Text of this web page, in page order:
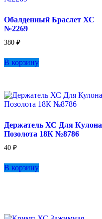
Обалденный Браслет ХС
№2269
380 ₽
В корзину
Держатель ХС Для Кулона
Позолота 18К №8786
40 ₽
В корзину